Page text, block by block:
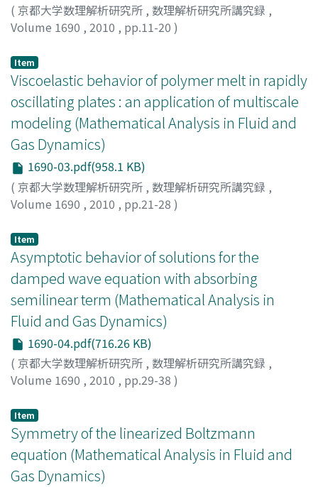
( 京都大学数理解析研究所 , 数理解析研究所講究録 ,
Volume 1690 , 2010 , pp.11-20 )
Item
Viscoelastic behavior of polymer melt in rapidly
oscillating plates : an application of multiscale
modeling (Mathematical Analysis in Fluid and
Gas Dynamics)
1690-03.pdf(958.1 KB)
( 京都大学数理解析研究所 , 数理解析研究所講究録 ,
Volume 1690 , 2010 , pp.21-28 )
一;10263401
Item
Asymptotic behavior of solutions for the
damped wave equation with absorbing
semilinear term (Mathematical Analysis in
Fluid and Gas Dynamics)
1690-04.pdf(716.26 KB)
( 京都大学数理解析研究所 , 数理解析研究所講究録 ,
Volume 1690 , 2010 , pp.29-38 )
Item
Symmetry of the linearized Boltzmann
equation (Mathematical Analysis in Fluid and
Gas Dynamics)